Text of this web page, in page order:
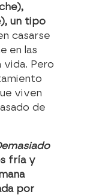
un tipo
casarse
en las
vida. Pero
viven
de
fría y
por